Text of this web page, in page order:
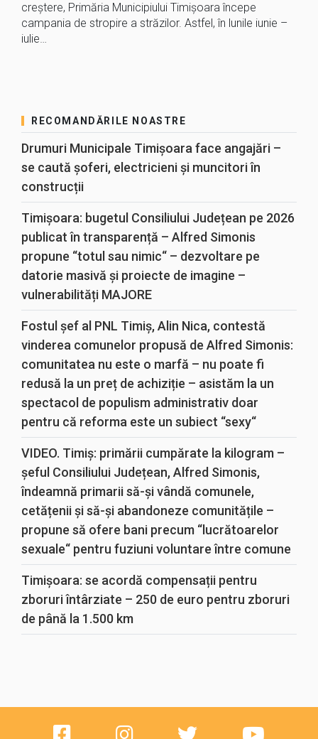
creștere, Primăria Municipiului Timișoara începe
campania de stropire a străzilor. Astfel, în lunile iunie –
iulie…
RECOMANDĂRILE NOASTRE
Drumuri Municipale Timișoara face angajări –
se caută șoferi, electricieni și muncitori în
construcții
Timișoara: bugetul Consiliului Județean pe 2026
publicat în transparență – Alfred Simonis
propune “totul sau nimic“ – dezvoltare pe
datorie masivă și proiecte de imagine –
vulnerabilități MAJORE
Fostul șef al PNL Timiș, Alin Nica, contestă
vinderea comunelor propusă de Alfred Simonis:
comunitatea nu este o marfă – nu poate fi
redusă la un preț de achiziție – asistăm la un
spectacol de populism administrativ doar
pentru că reforma este un subiect “sexy“
VIDEO. Timiș: primării cumpărate la kilogram –
șeful Consiliului Județean, Alfred Simonis,
îndeamnă primarii să-și vândă comunele,
cetățenii și să-și abandoneze comunitățile –
propune să ofere bani precum “lucrătoarelor
sexuale“ pentru fuziuni voluntare între comune
Timișoara: se acordă compensații pentru
zboruri întârziate – 250 de euro pentru zboruri
de până la 1.500 km